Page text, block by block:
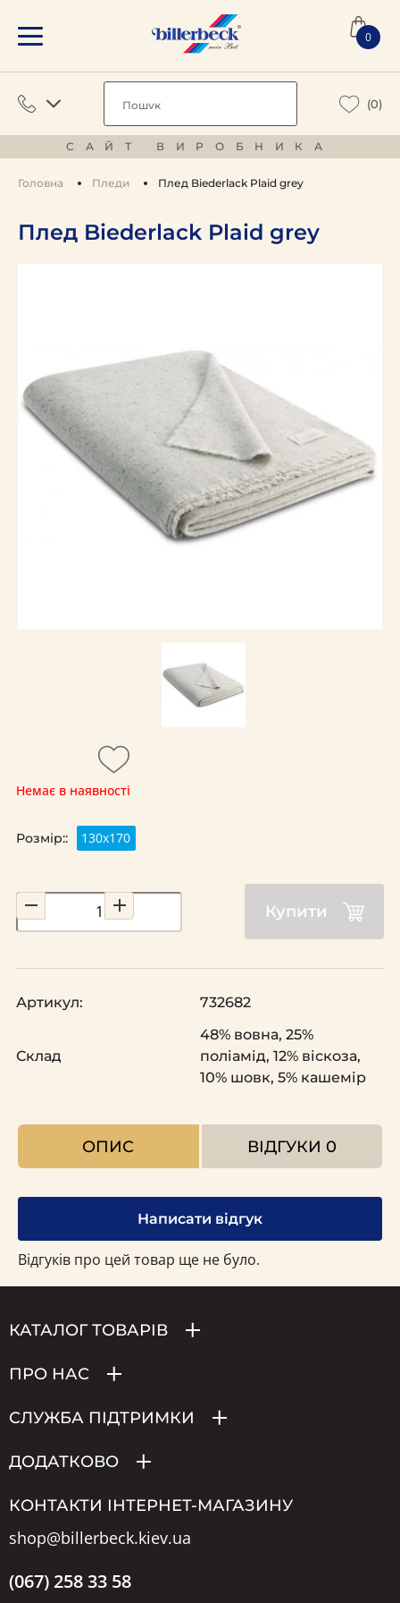
0
(0)
САЙТ ВИРОБНИКА
Головна Пледи Плед Biederlack Plaid grey
Плед Biederlack Plaid grey
Немає в наявності
Розмір:: 130x170
Купити
Артикул: 732682
Склад
48% вовна, 25%
поліамід, 12% віскоза,
10% шовк, 5% кашемір
ОПИС ВІДГУКИ 0
Написати відгук
Відгуків про цей товар ще не було.
КАТАЛОГ ТОВАРІВ
ПРО НАС
СЛУЖБА ПІДТРИМКИ
ДОДАТКОВО
КОНТАКТИ ІНТЕРНЕТ-МАГАЗИНУ
shop@billerbeck.kiev.ua
(067) 258 33 58